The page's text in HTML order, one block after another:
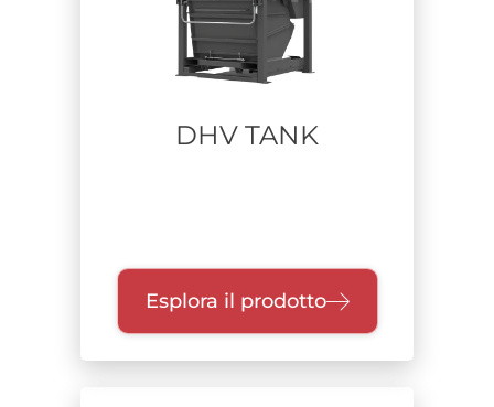
DHV TANK
Esplora il prodotto